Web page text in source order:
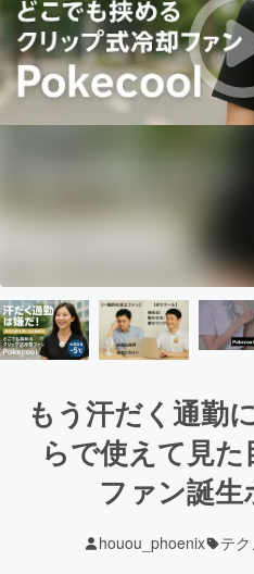
もう汗だく通勤
らで使えて見
ファン誕
houou_phoenix テ